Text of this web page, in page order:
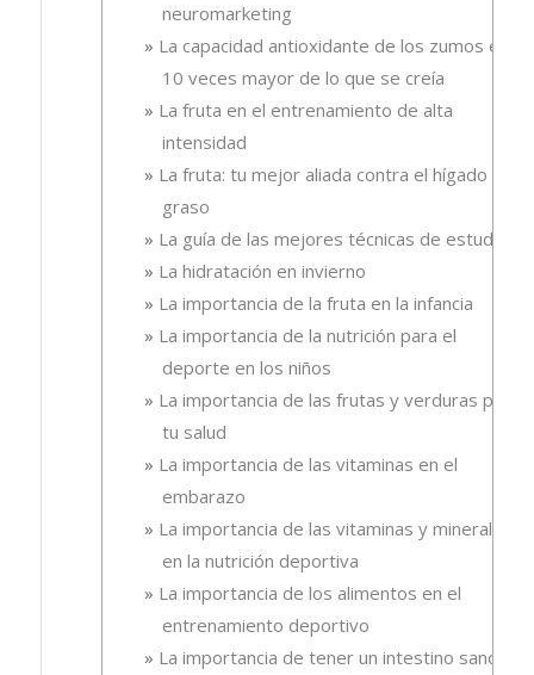
neuromarketing
La capacidad antioxidante de los zumos es
10 veces mayor de lo que se creía
La fruta en el entrenamiento de alta
intensidad
La fruta: tu mejor aliada contra el hígado
graso
La guía de las mejores técnicas de estudio
La hidratación en invierno
La importancia de la fruta en la infancia
La importancia de la nutrición para el
deporte en los niños
La importancia de las frutas y verduras para
tu salud
La importancia de las vitaminas en el
embarazo
La importancia de las vitaminas y minerales
en la nutrición deportiva
La importancia de los alimentos en el
entrenamiento deportivo
La importancia de tener un intestino sano